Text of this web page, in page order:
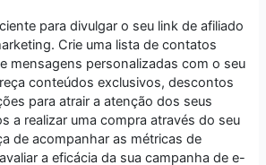
para divulgar o seu link de afiliado
Crie uma lista de contatos
mensagens personalizadas com o seu
conteúdos exclusivos, descontos
para atrair a atenção dos seus
a realizar uma compra através do seu
de acompanhar as métricas de
a eficácia da sua campanha de e-